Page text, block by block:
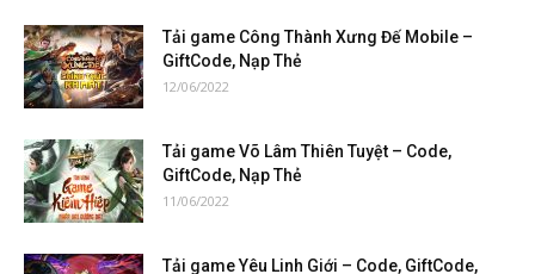
Tải game Công Thành Xưng Đế Mobile –
GiftCode, Nạp Thẻ
12/06/2022
Tải game Võ Lâm Thiên Tuyệt – Code,
GiftCode, Nạp Thẻ
11/06/2022
Tải game Yêu Linh Giới – Code, GiftCode,